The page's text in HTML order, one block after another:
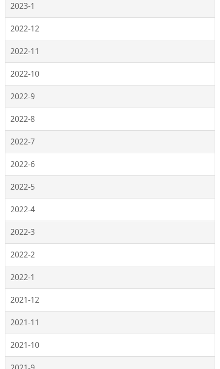
2023-1
2022-12
2022-11
2022-10
2022-9
2022-8
2022-7
2022-6
2022-5
2022-4
2022-3
2022-2
2022-1
2021-12
2021-11
2021-10